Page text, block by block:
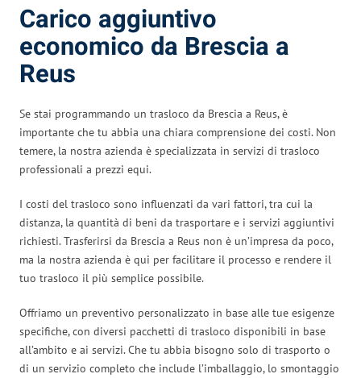
Carico aggiuntivo
economico da Brescia a
Reus
Se stai programmando un trasloco da Brescia a Reus, è
importante che tu abbia una chiara comprensione dei costi. Non
temere, la nostra azienda è specializzata in servizi di trasloco
professionali a prezzi equi.
I costi del trasloco sono influenzati da vari fattori, tra cui la
distanza, la quantità di beni da trasportare e i servizi aggiuntivi
richiesti. Trasferirsi da Brescia a Reus non è un’impresa da poco,
ma la nostra azienda è qui per facilitare il processo e rendere il
tuo trasloco il più semplice possibile.
Offriamo un preventivo personalizzato in base alle tue esigenze
specifiche, con diversi pacchetti di trasloco disponibili in base
all’ambito e ai servizi. Che tu abbia bisogno solo di trasporto o
di un servizio completo che include l’imballaggio, lo smontaggio